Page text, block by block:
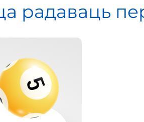
радаваць